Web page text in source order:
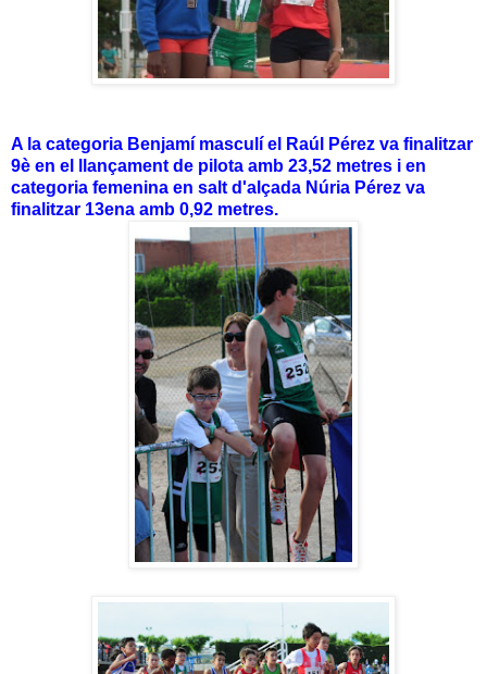
A la categoria Benjamí masculí el Raúl Pérez va finalitzar
9è en el llançament de pilota amb 23,52 metres i en
categoria femenina en salt d'alçada Núria Pérez va
finalitzar 13ena amb 0,92 metres.